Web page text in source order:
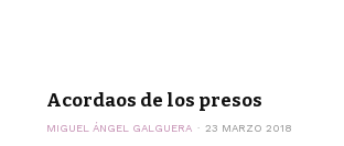
Acordaos de los presos
MIGUEL ÁNGEL GALGUERA 23 MARZO 2018